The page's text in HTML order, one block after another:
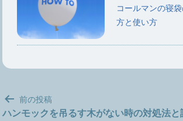
コールマンの寝
方と使い方
投
稿
前の投稿
ハンモックを吊るす木がない時の対処法